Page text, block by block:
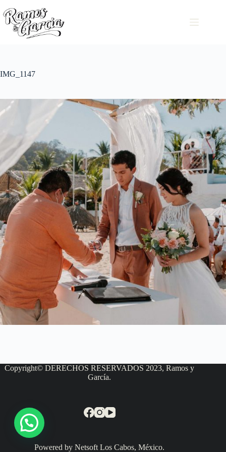
IMG_1147
Copyright© DERECHOS RESERVADOS 2023, Ramos y
García.
Powered by Netsoft Los Cabos, México.